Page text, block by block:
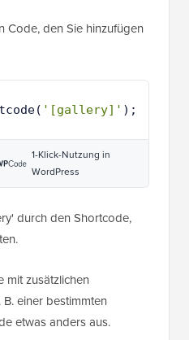
Code, den Sie hinzufügen
'[gallery]' );
1-Klick-Nutzung in
WordPress
durch den Shortcode,
mit zusätzlichen
einer bestimmten
etwas anders aus.